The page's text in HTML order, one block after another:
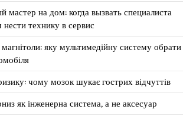
мастер на дом: когда вызвать специалиста
технику в сервис
яку мультимедійну систему обрати
чому мозок шукає гострих відчуттів
як інженерна система, а не аксесуар